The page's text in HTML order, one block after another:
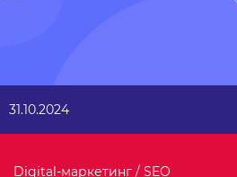
31.10.2024
Digital-маркетинг / SEO